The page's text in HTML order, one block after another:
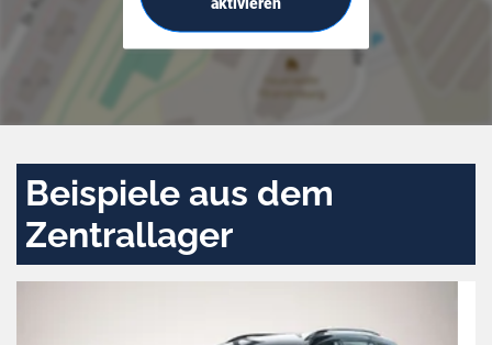
Beispiele aus dem
Zentrallager